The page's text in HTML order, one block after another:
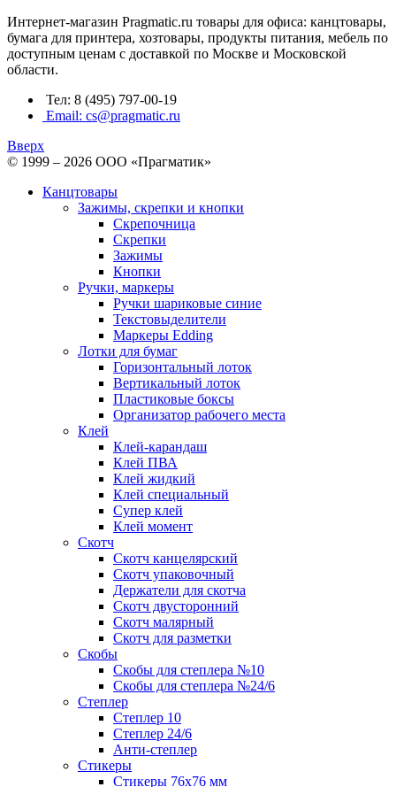
Интернет-магазин Pragmatic.ru товары для офиса: канцтовары,
бумага для принтера, хозтовары, продукты питания, мебель по
доступным ценам с доставкой по Москве и Московской
области.
Тел: 8 (495) 797-00-19
Email: cs@pragmatic.ru
Вверх
© 1999 – 2026 ООО «Прагматик»
Канцтовары
Зажимы, скрепки и кнопки
Скрепочница
Скрепки
Зажимы
Кнопки
Ручки, маркеры
Ручки шариковые синие
Текстовыделители
Маркеры Edding
Лотки для бумаг
Горизонтальный лоток
Вертикальный лоток
Пластиковые боксы
Организатор рабочего места
Клей
Клей-карандаш
Клей ПВА
Клей жидкий
Клей специальный
Супер клей
Клей момент
Скотч
Скотч канцелярский
Скотч упаковочный
Держатели для скотча
Скотч двусторонний
Скотч малярный
Скотч для разметки
Скобы
Скобы для степлера №10
Скобы для степлера №24/6
Степлер
Степлер 10
Степлер 24/6
Анти-степлер
Стикеры
Стикеры 76x76 мм